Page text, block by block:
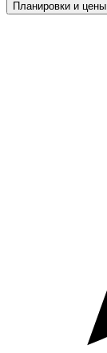
Планировки и цены